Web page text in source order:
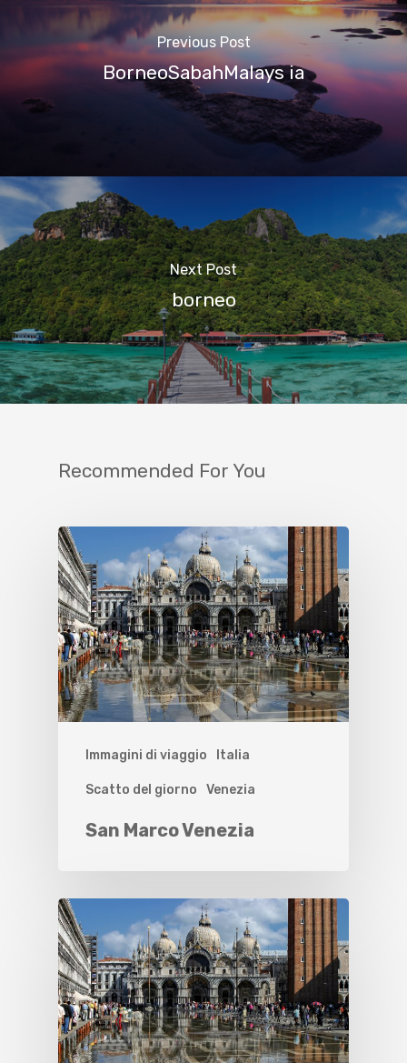
Previous Post
BorneoSabahMalays ia
Next Post
borneo
Recommended For You
Immagini di viaggio Italia
Scatto del giorno Venezia
San Marco Venezia